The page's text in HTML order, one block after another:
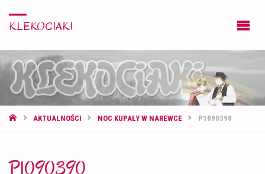
KLEKOCIAKI
STRONAAKTUALNOŚCI NOC KUPAŁY W NAREWCE P1090390
P1090390